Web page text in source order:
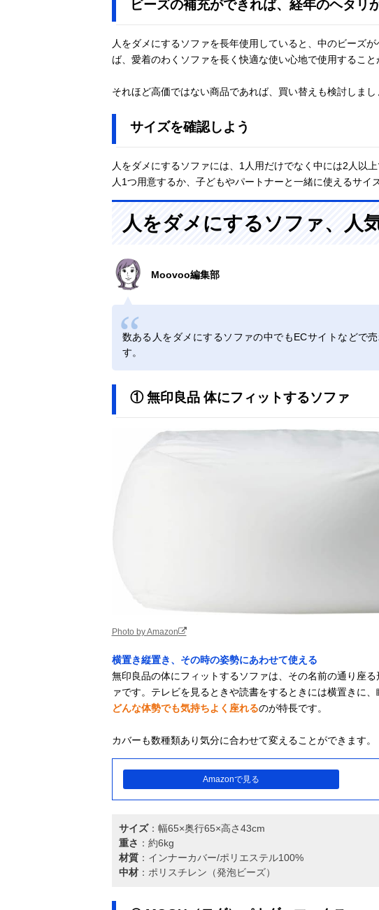
ビーズの補充ができれば、経年のヘタリ
人をダメにするソファを長年使用していると、中のビーズ
ば、愛着のわくソファを長く快適な使い心地で使用すること
それほど高価ではない商品であれば、買い替えも検討しまし
サイズを確認しよう
人をダメにするソファには、1人用だけでなく中には2人以
人1つ用意するか、子どもやパートナーと一緒に使えるサイ
人をダメにするソファ、人
Moovoo編集部
数ある人をダメにするソファの中でもECサイトなどで
す。
① 無印良品 体にフィットするソファ
Photo by Amazon
横置き縦置き、その時の姿勢にあわせて使える
無印良品の体にフィットするソファは、その名前の通り座
ァです。テレビを見るときや読書をするときには横置きに
どんな体勢でも気持ちよく座れるのが特長です。
カバーも数種類あり気分に合わせて変えることができます。
Amazonで見る
サイズ：幅65×奥行65×高さ43cm
重さ ：約6kg
材質：インナーカバー/ポリエステル100%
中材：ポリスチレン（発泡ビーズ）